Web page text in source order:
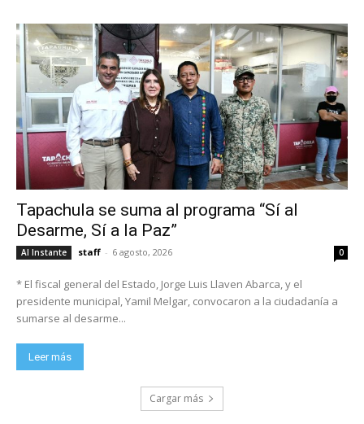
Tapachula se suma al programa “Sí al
Desarme, Sí a la Paz”
Al Instante staff - 6 agosto, 2026 0
* El fiscal general del Estado, Jorge Luis Llaven Abarca, y el
presidente municipal, Yamil Melgar, convocaron a la ciudadanía a
sumarse al desarme...
Leer más
Cargar más